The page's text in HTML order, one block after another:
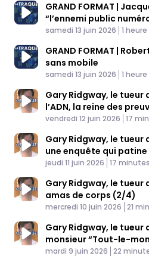
GRAND FORMAT |
“l’ennemi public
Published At
samedi 13 juin 2026 Time
1 heure
GRAND FORMAT |
sans mobile
Published At
samedi 13 juin 2026 Time
1 heure
Gary Ridgway, le tueur
l’ADN, la reine des
Published At
vendredi 12 juin 2026 Time
17
Gary Ridgway, le tueur
une enquête qui
Published At
jeudi 11 juin 2026 Time
17 minutes
Gary Ridgway, le tueur
amas de corps (2/4)
Published At
mercredi 10 juin 2026 Time
21
Gary Ridgway, le tueur
monsieur “Tout-le-
Published At
mardi 9 juin 2026 Time
22